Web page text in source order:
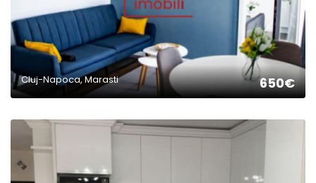
Cluj-Napoca, Marasti 650€
2